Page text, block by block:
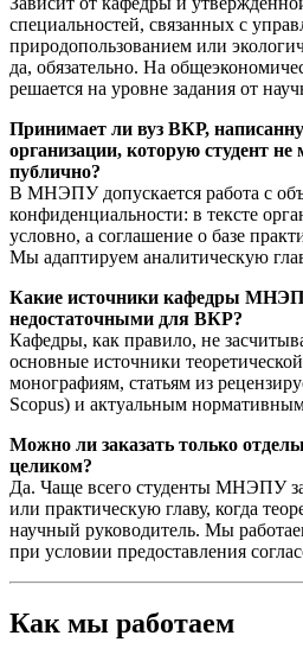
специальностей, связанных с
природопользованием или
да, обязательно. На
решается на уровне задания от
Принимает ли вуз ВКР,
организации, которую студент
публично?
В МНЭПУ допускается работа с
конфиденциальности: в тексте
условно, а соглашение о базе
Мы адаптируем аналитическую
Какие источники кафедры
недостаточными для ВКР?
Кафедры, как правило, не
основные источники
монографиям, статьям из
Scopus) и актуальным
Можно ли заказать только
целиком?
Да. Чаще всего студенты МНЭПУ
или практическую главу, когда
научный руководитель. Мы
при условии предоставления
Как мы работаем